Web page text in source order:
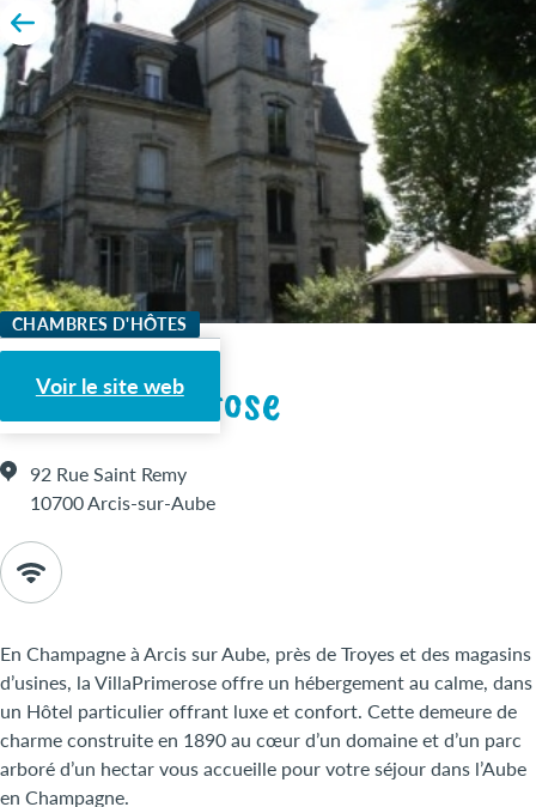
CHAMBRES D'HÔTES
Voir le site web
Villa Primerose
92 Rue Saint Remy
10700 Arcis-sur-Aube
En Champagne à Arcis sur Aube, près de Troyes et des magasins
d’usines, la VillaPrimerose offre un hébergement au calme, dans
un Hôtel particulier offrant luxe et confort. Cette demeure de
charme construite en 1890 au cœur d’un domaine et d’un parc
arboré d’un hectar vous accueille pour votre séjour dans l’Aube
en Champagne.